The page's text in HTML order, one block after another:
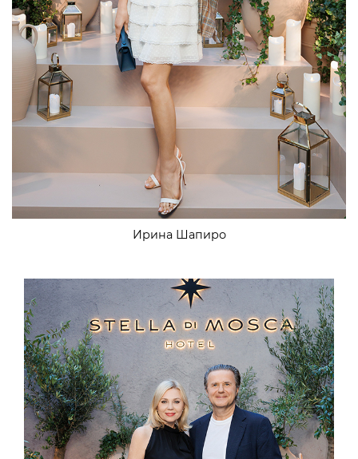
Ирина Шапиро